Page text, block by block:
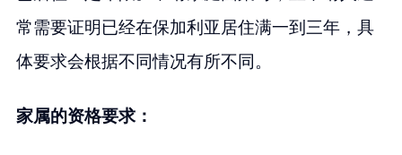
常需要证明已经在保加利亚居住满一到三年，具
体要求会根据不同情况有所不同。
家属的资格要求：